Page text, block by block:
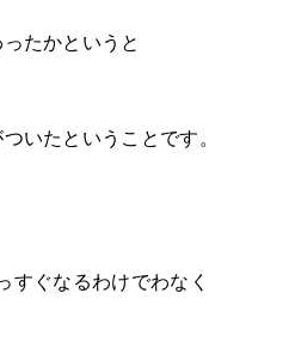
たかというと
いたということです。
すぐなるわけでわなく